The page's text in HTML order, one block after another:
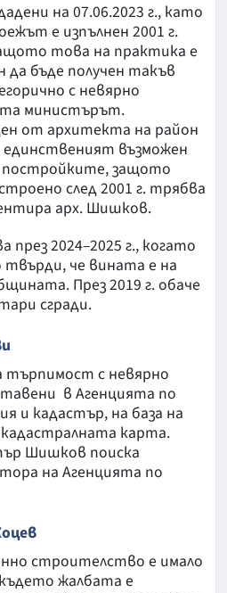
на 07.06.2023 г., като
е изпълнен 2001 г.
това на практика е
бъде получен такъв
с невярно
министърът.
от архитекта на район
единственият възможен
постройките, защото
след 2001 г. трябва
арх. Шишков.
през 2024–2025 г., когато
че вината е на
През 2019 г. обаче
сгради.
търпимост с невярно
в Агенцията по
и кадастър, на база на
карта.
Шишков поиска
на Агенцията по
строителство е имало
жалбата е